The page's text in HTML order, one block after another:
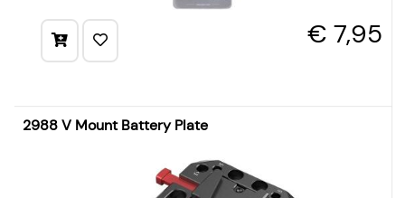
€ 7,95
2988 V Mount Battery Plate